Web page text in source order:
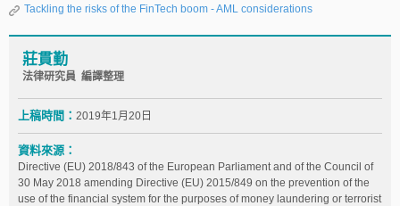
Tackling the risks of the FinTech boom - AML considerations
莊貫勤
法律研究員 編譯整理
上稿時間： 2019年1月20日
資料來源：
Directive (EU) 2018/843 of the European Parliament and of the Council of
30 May 2018 amending Directive (EU) 2015/849 on the prevention of the
use of the financial system for the purposes of money laundering or terrorist